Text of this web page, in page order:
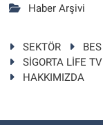
Haber Arşivi
SEKTÖR BES
SİGORTA LİFE TV
HAKKIMIZDA